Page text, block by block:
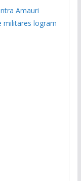
Amauri
militares logram